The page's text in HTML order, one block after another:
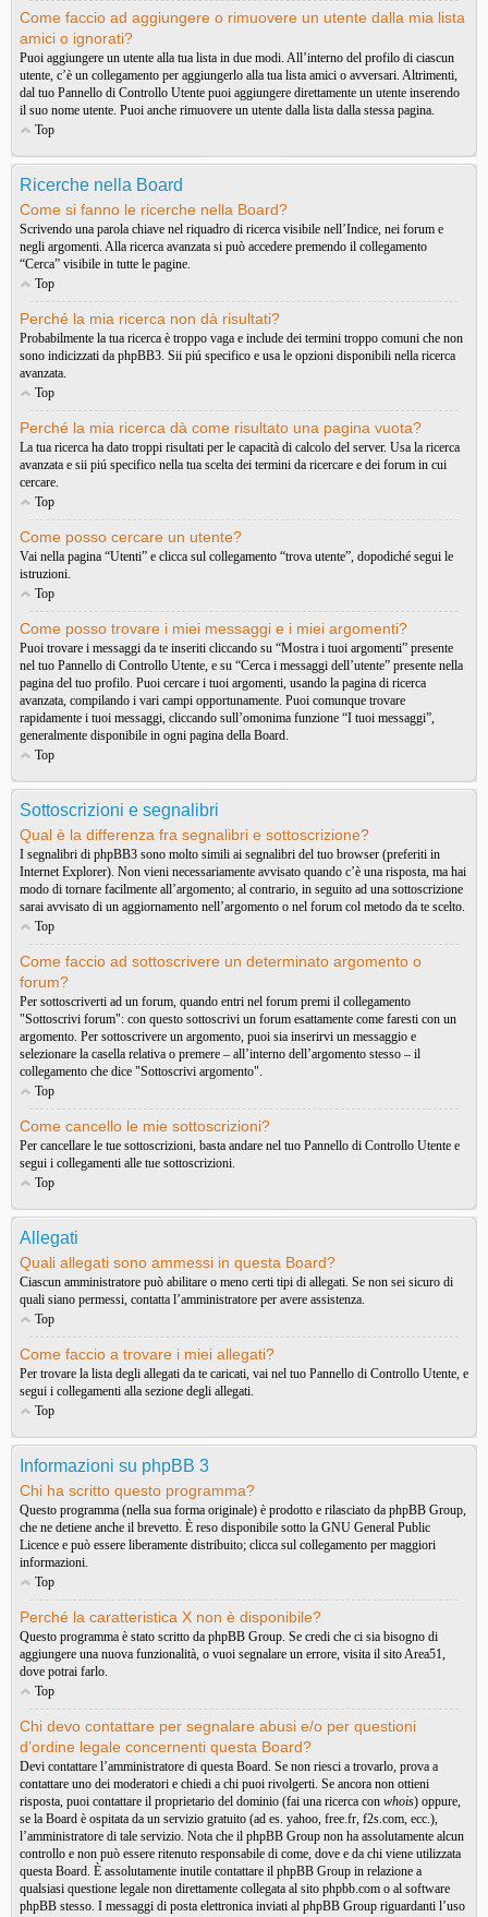
Come faccio ad aggiungere o rimuovere un utente dalla mia lista
amici o ignorati?
Puoi aggiungere un utente alla tua lista in due modi. All’interno del profilo di ciascun
utente, c’è un collegamento per aggiungerlo alla tua lista amici o avversari. Altrimenti,
dal tuo Pannello di Controllo Utente puoi aggiungere direttamente un utente inserendo
il suo nome utente. Puoi anche rimuovere un utente dalla lista dalla stessa pagina.
Top
Ricerche nella Board
Come si fanno le ricerche nella Board?
Scrivendo una parola chiave nel riquadro di ricerca visibile nell’Indice, nei forum e
negli argomenti. Alla ricerca avanzata si può accedere premendo il collegamento
“Cerca” visibile in tutte le pagine.
Top
Perché la mia ricerca non dà risultati?
Probabilmente la tua ricerca è troppo vaga e include dei termini troppo comuni che non
sono indicizzati da phpBB3. Sii piú specifico e usa le opzioni disponibili nella ricerca
avanzata.
Top
Perché la mia ricerca dà come risultato una pagina vuota?
La tua ricerca ha dato troppi risultati per le capacità di calcolo del server. Usa la ricerca
avanzata e sii piú specifico nella tua scelta dei termini da ricercare e dei forum in cui
cercare.
Top
Come posso cercare un utente?
Vai nella pagina “Utenti” e clicca sul collegamento “trova utente”, dopodiché segui le
istruzioni.
Top
Come posso trovare i miei messaggi e i miei argomenti?
Puoi trovare i messaggi da te inseriti cliccando su “Mostra i tuoi argomenti” presente
nel tuo Pannello di Controllo Utente, e su “Cerca i messaggi dell’utente” presente nella
pagina del tuo profilo. Puoi cercare i tuoi argomenti, usando la pagina di ricerca
avanzata, compilando i vari campi opportunamente. Puoi comunque trovare
rapidamente i tuoi messaggi, cliccando sull’omonima funzione “I tuoi messaggi”,
generalmente disponibile in ogni pagina della Board.
Top
Sottoscrizioni e segnalibri
Qual è la differenza fra segnalibri e sottoscrizione?
I segnalibri di phpBB3 sono molto simili ai segnalibri del tuo browser (preferiti in
Internet Explorer). Non vieni necessariamente avvisato quando c’è una risposta, ma hai
modo di tornare facilmente all’argomento; al contrario, in seguito ad una sottoscrizione
sarai avvisato di un aggiornamento nell’argomento o nel forum col metodo da te scelto.
Top
Come faccio ad sottoscrivere un determinato argomento o
forum?
Per sottoscriverti ad un forum, quando entri nel forum premi il collegamento
"Sottoscrivi forum": con questo sottoscrivi un forum esattamente come faresti con un
argomento. Per sottoscrivere un argomento, puoi sia inserirvi un messaggio e
selezionare la casella relativa o premere – all’interno dell’argomento stesso – il
collegamento che dice "Sottoscrivi argomento".
Top
Come cancello le mie sottoscrizioni?
Per cancellare le tue sottoscrizioni, basta andare nel tuo Pannello di Controllo Utente e
segui i collegamenti alle tue sottoscrizioni.
Top
Allegati
Quali allegati sono ammessi in questa Board?
Ciascun amministratore può abilitare o meno certi tipi di allegati. Se non sei sicuro di
quali siano permessi, contatta l’amministratore per avere assistenza.
Top
Come faccio a trovare i miei allegati?
Per trovare la lista degli allegati da te caricati, vai nel tuo Pannello di Controllo Utente, e
segui i collegamenti alla sezione degli allegati.
Top
Informazioni su phpBB 3
Chi ha scritto questo programma?
Questo programma (nella sua forma originale) è prodotto e rilasciato da phpBB Group,
che ne detiene anche il brevetto. È reso disponibile sotto la GNU General Public
Licence e può essere liberamente distribuito; clicca sul collegamento per maggiori
informazioni.
Top
Perché la caratteristica X non è disponibile?
Questo programma è stato scritto da phpBB Group. Se credi che ci sia bisogno di
aggiungere una nuova funzionalità, o vuoi segnalare un errore, visita il sitoArea51,
dove potrai farlo.
Top
Chi devo contattare per segnalare abusi e/o per questioni
d’ordine legale concernenti questa Board?
Devi contattare l’amministratore di questa Board. Se non riesci a trovarlo, prova a
contattare uno dei moderatori e chiedi a chi puoi rivolgerti. Se ancora non ottieni
risposta, puoi contattare il proprietario del dominio (fai una ricerca con whois) oppure,
se la Board è ospitata da un servizio gratuito (ad es. yahoo, free.fr, f2s.com, ecc.),
l’amministratore di tale servizio. Nota che il phpBB Group non ha assolutamente alcun
controllo e non può essere ritenuto responsabile di come, dove e da chi viene utilizzata
questa Board. È assolutamente inutile contattare il phpBB Group in relazione a
qualsiasi questione legale non direttamente collegata al sito phpbb.com o al software
phpBB stesso. I messaggi di posta elettronica inviati al phpBB Group riguardanti l’uso